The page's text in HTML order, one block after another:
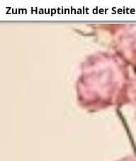
Zum Hauptinhalt der Seite